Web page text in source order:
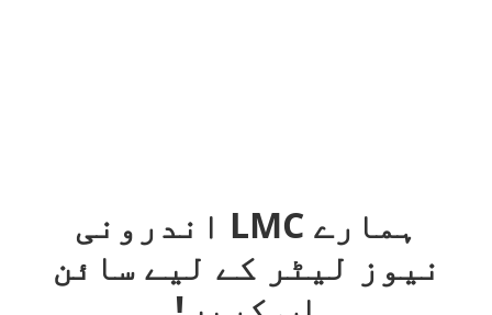
ہمارے LMC اندرونی
نیوز لیٹر کے لیے سائن